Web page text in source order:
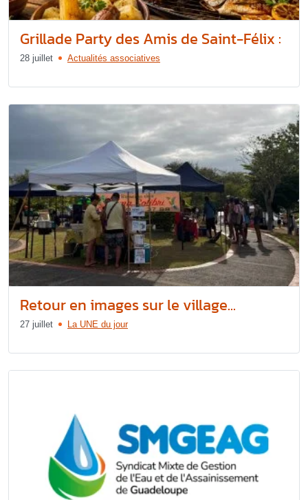
Grillade Party des Amis de Saint-Félix :
28 juillet Actualités associatives
Retour en images sur le village...
27 juillet La UNE du jour